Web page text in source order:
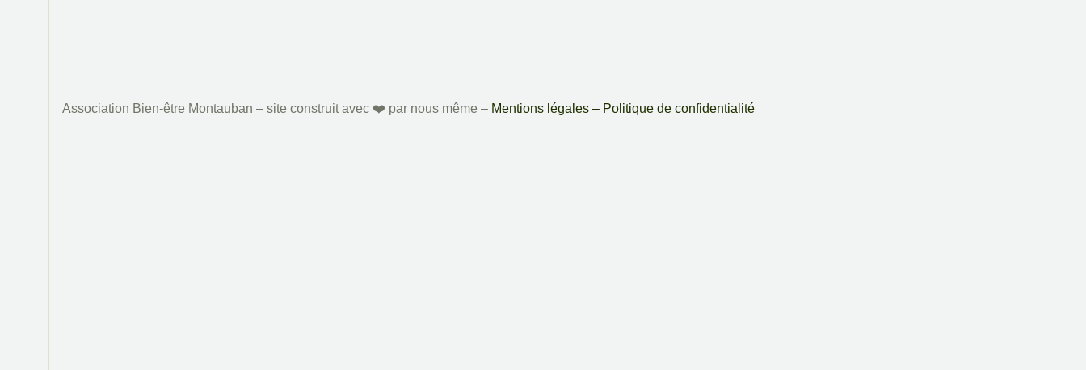
Association Bien-être Montauban – site construit avec ❤️️ par nous même – Mentions légales – Politique de confidentialité